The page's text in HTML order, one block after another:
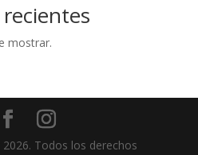
mostrar.
Todos los derechos